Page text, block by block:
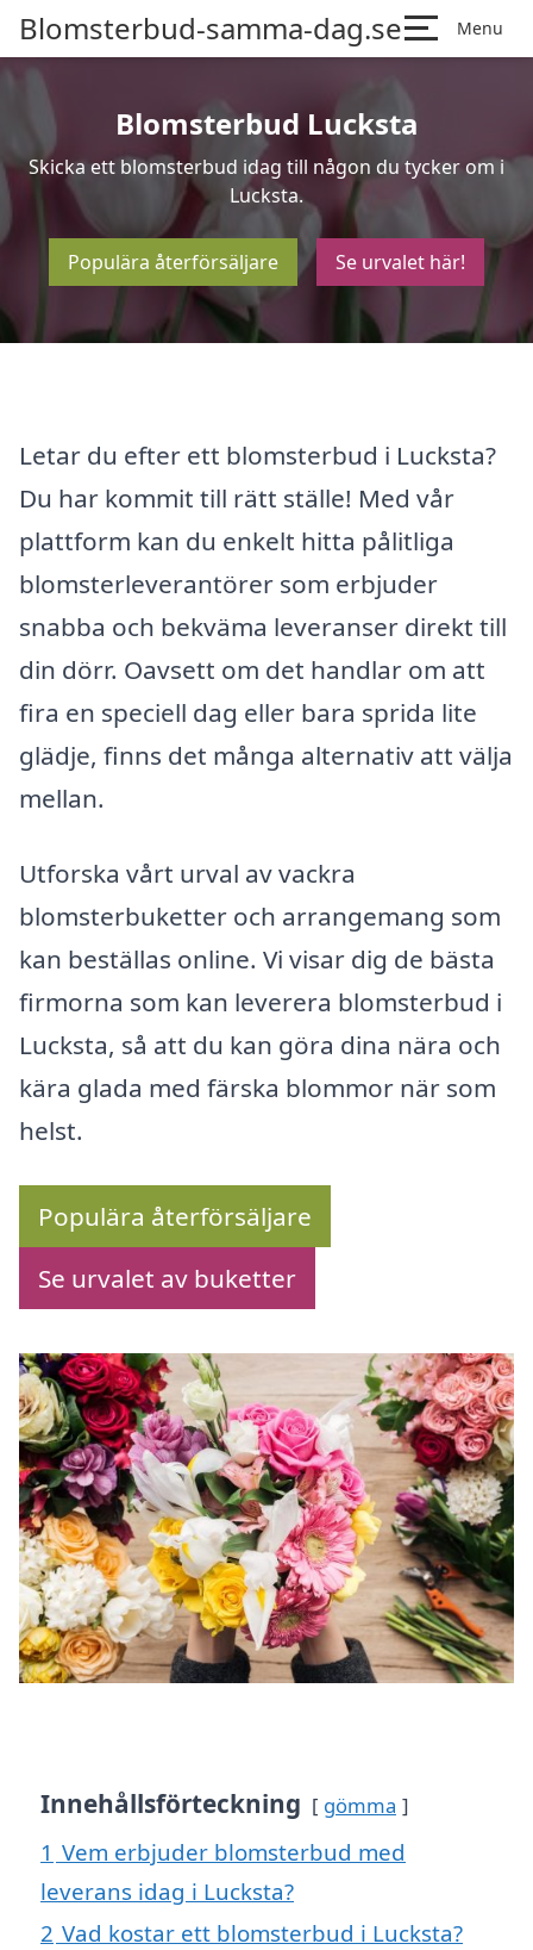
Blomsterbud-samma-dag.se Menu
Blomsterbud Lucksta
Skicka ett blomsterbud idag till någon du tycker om i
Lucksta.
Populära återförsäljare Se urvalet här!
Letar du efter ett blomsterbud i Lucksta?
Du har kommit till rätt ställe! Med vår
plattform kan du enkelt hitta pålitliga
blomsterleverantörer som erbjuder
snabba och bekväma leveranser direkt till
din dörr. Oavsett om det handlar om att
fira en speciell dag eller bara sprida lite
glädje, finns det många alternativ att välja
mellan.
Utforska vårt urval av vackra
blomsterbuketter och arrangemang som
kan beställas online. Vi visar dig de bästa
firmorna som kan leverera blomsterbud i
Lucksta, så att du kan göra dina nära och
kära glada med färska blommor när som
helst.
Populära återförsäljare
Se urvalet av buketter
Innehållsförteckning gömma
1 Vem erbjuder blomsterbud med
leverans idag i Lucksta?
2 Vad kostar ett blomsterbud i Lucksta?